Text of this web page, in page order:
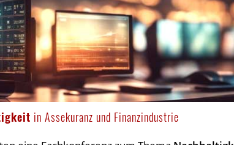
in Assekuranz und Finanzindustrie